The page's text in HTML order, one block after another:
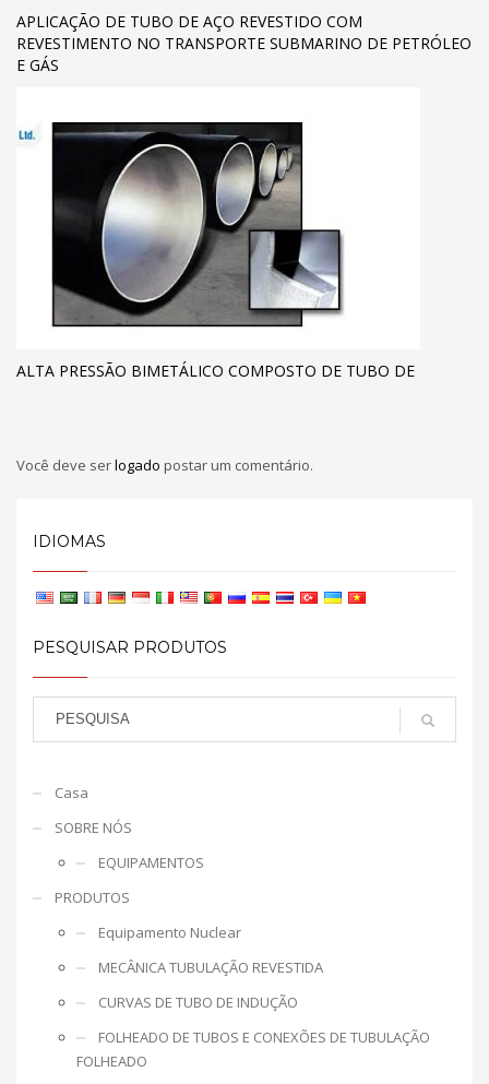
APLICAÇÃO DE TUBO DE AÇO REVESTIDO COM
REVESTIMENTO NO TRANSPORTE SUBMARINO DE PETRÓLEO
E GÁS
ALTA PRESSÃO BIMETÁLICO COMPOSTO DE TUBO DE
Você deve serlogado postar um comentário.
IDIOMAS
PESQUISAR PRODUTOS
Casa
SOBRE NÓS
EQUIPAMENTOS
PRODUTOS
Equipamento Nuclear
MECÂNICA TUBULAÇÃO REVESTIDA
CURVAS DE TUBO DE INDUÇÃO
FOLHEADO DE TUBOS E CONEXÕES DE TUBULAÇÃO
FOLHEADO